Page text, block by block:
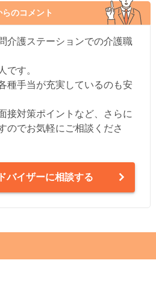
のコメント
介護ステーションでの介護職
です。
種手当が充実しているのも安
接対策ポイントなど、さらに
のでお気軽にご相談くださ
バイザーに相談する